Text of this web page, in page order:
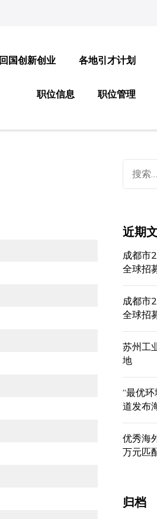
回国创新创业 各地引才计划
职位信息 职位管理
索：
近期
成都市
全球招
成都市
全球招
苏州工
地
“最优
道发布
优秀海
万元匹
归档